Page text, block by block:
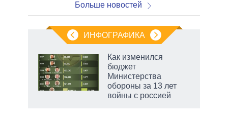
Больше новостей
ИНФОГРАФИКА
Как изменился
бюджет
Министерства
обороны за 13 лет
войны с россией